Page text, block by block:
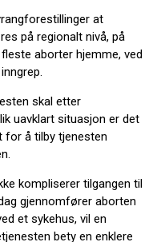
at
på regionalt nivå, på
aborter hjemme, ved
skal etter
uavklart situasjon er det
for å tilby tjenesten
kompliserer tilgangen til
gjennomfører aborten
et sykehus, vil en
bety en enklere